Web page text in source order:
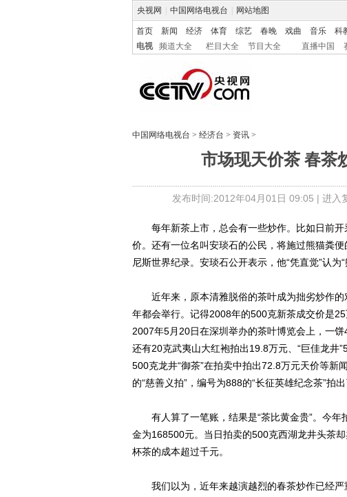
央视网 中国网络电视台 网站地图
首页 新闻 经济 体育 综艺 春晚 戏曲 音乐 科
电视
频道大全 栏目大全 节目大全 直播中国
中国网络电视台 > 经济台 > 资讯 >
市场现天价茶 春茶
发布时间:2012年04月01日 09:05 | 进入
每年新茶上市，总会有一些炒作。比如日前开
价。还有一位名叫安琰石的公民，将施过熊猫粪
尼斯世界纪录。安琰石公开表示，他“凭直觉”认为“
近年来，原本清雅脱俗的茶叶成为拙劣炒作的
年都会举行。记得2008年的500克新茶成交价是
2007年5月20日在深圳举办的茶叶博览会上，一
还有20克武夷山大红袍拍出19.8万元、“巨佳龙井
500克龙井“御茶”在拍卖中拍出72.8万元天价等
的“慈善义拍”，编号为888的“长征英雄纪念茶”拍
有人算了一笔账，结果是“茶比黄金贵”。今年
金为168500元。当日拍卖的500克西湖龙井头茶
杯茶的成本超过千元。
我们以为，近年来越演越烈的春茶炒作已经严